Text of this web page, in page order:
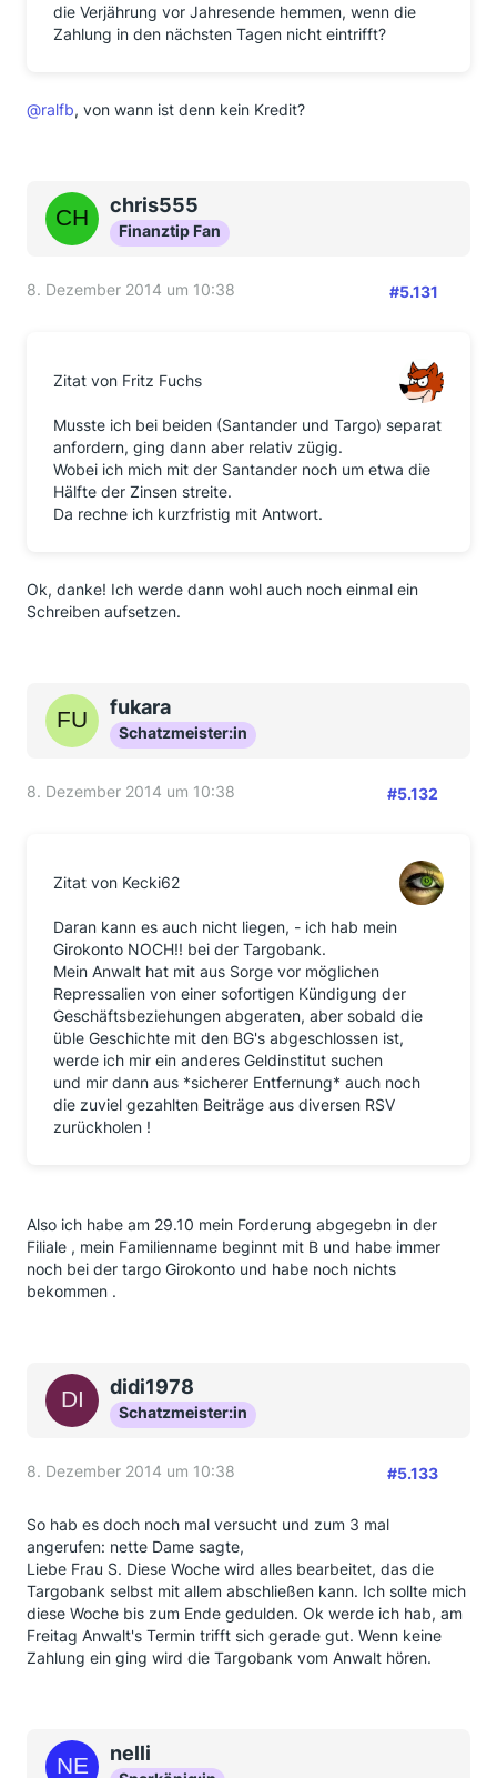
die Verjährung vor Jahresende hemmen, wenn die
Zahlung in den nächsten Tagen nicht eintrifft?
@ralfb, von wann ist denn kein Kredit?
chris555
Finanztip Fan
8. Dezember 2014 um 10:38 #5.131
Zitat von Fritz Fuchs
Musste ich bei beiden (Santander und Targo) separat
anfordern, ging dann aber relativ zügig.
Wobei ich mich mit der Santander noch um etwa die
Hälfte der Zinsen streite.
Da rechne ich kurzfristig mit Antwort.
Ok, danke! Ich werde dann wohl auch noch einmal ein
Schreiben aufsetzen.
fukara
Schatzmeister:in
8. Dezember 2014 um 10:38 #5.132
Zitat von Kecki62
Daran kann es auch nicht liegen, - ich hab mein
Girokonto NOCH!! bei der Targobank.
Mein Anwalt hat mit aus Sorge vor möglichen
Repressalien von einer sofortigen Kündigung der
Geschäftsbeziehungen abgeraten, aber sobald die
üble Geschichte mit den BG's abgeschlossen ist,
werde ich mir ein anderes Geldinstitut suchen
und mir dann aus *sicherer Entfernung* auch noch
die zuviel gezahlten Beiträge aus diversen RSV
zurückholen !
Also ich habe am 29.10 mein Forderung abgegebn in der
Filiale , mein Familienname beginnt mit B und habe immer
noch bei der targo Girokonto und habe noch nichts
bekommen .
didi1978
Schatzmeister:in
8. Dezember 2014 um 10:38 #5.133
So hab es doch noch mal versucht und zum 3 mal
angerufen: nette Dame sagte,
Liebe Frau S. Diese Woche wird alles bearbeitet, das die
Targobank selbst mit allem abschließen kann. Ich sollte mich
diese Woche bis zum Ende gedulden. Ok werde ich hab, am
Freitag Anwalt's Termin trifft sich gerade gut. Wenn keine
Zahlung ein ging wird die Targobank vom Anwalt hören.
nelli